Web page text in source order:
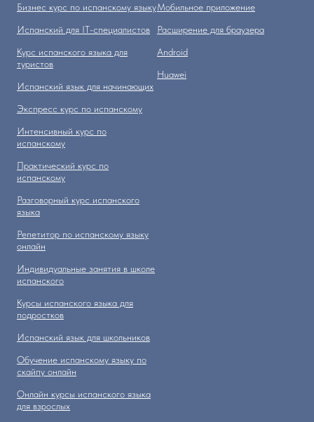
Бизнес курс по испанскому языку
Испанский для IT-специалистов
Курс испанского языка для
туристов
Испанский язык для начинающих
Экспресс курс по испанскому
Интенсивный курс по
испанскому
Практический курс по
испанскому
Разговорный курс испанского
языка
Репетитор по испанскому языку
онлайн
Индивидуальные занятия в школе
испанского
Курсы испанского языка для
подростков
Испанский язык для школьников
Обучение испанскому языку по
скайпу онлайн
Онлайн курсы испанского языка
для взрослых
Мобильное приложение
Расширение для браузера
Аndroid
Huawei